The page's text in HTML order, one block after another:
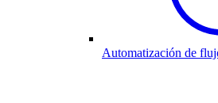
Automatización de